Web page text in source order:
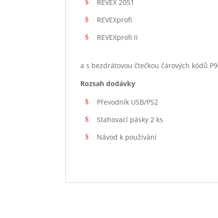
REVEX 2051
REVEXprofi
REVEXprofi II
a s bezdrátovou čtečkou čárových kódů
Rozsah dodávky
Převodník USB/PS2
Stahovací pásky 2 ks
Návod k používání